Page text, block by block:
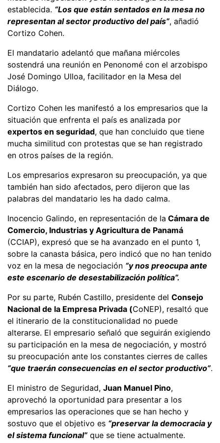
establecida. “Los que están sentados en la mesa no
representan al sector productivo del país”, añadió
Cortizo Cohen.
El mandatario adelantó que mañana miércoles
sostendrá una reunión en Penonomé con el arzobispo
José Domingo Ulloa, facilitador en la Mesa del
Diálogo.
Cortizo Cohen les manifestó a los empresarios que la
situación que enfrenta el país es analizada por
expertos en seguridad, que han concluido que tiene
mucha similitud con protestas que se han registrado
en otros países de la región.
Los empresarios expresaron su preocupación, ya que
también han sido afectados, pero dijeron que las
palabras del mandatario les ha dado calma.
Inocencio Galindo, en representación de la Cámara de
Comercio, Industrias y Agricultura de Panamá
(CCIAP), expresó que se ha avanzado en el punto 1,
sobre la canasta básica, pero indicó que no han tenido
voz en la mesa de negociación “y nos preocupa ante
este escenario de desestabilización política”.
Por su parte, Rubén Castillo, presidente del Consejo
Nacional de la Empresa Privada (CoNEP), resaltó que
el itinerario de la constitucionalidad no puede
alterarse. El empresario señaló que seguirán exigiendo
su participación en la mesa de negociación, y mostró
su preocupación ante los constantes cierres de calles
“que traerán consecuencias en el sector productivo”.
El ministro de Seguridad, Juan Manuel Pino,
aprovechó la oportunidad para presentar a los
empresarios las operaciones que se han hecho y
sostuvo que el objetivo es “preservar la democracia y
el sistema funcional” que se tiene actualmente.